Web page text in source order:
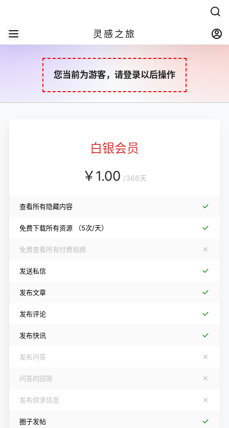
灵感之旅
您当前为游客，请登录以后操作
白银会员
￥1.00 /366天
查看所有隐藏内容
免费下载所有资源 （5次/天）
免费查看所有付费视频
发送私信
发布文章
发布评论
发布快讯
发布问答
问答的回答
发布供求信息
圈子发帖